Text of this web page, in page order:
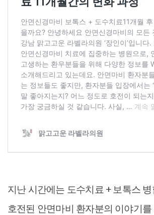
지난 시간에는 도수치료 + 보톡스
호전된 안면마비 환자분의 이야기